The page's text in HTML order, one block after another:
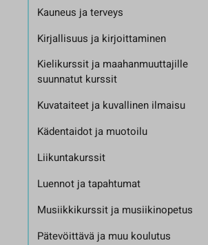
Kauneus ja terveys
Kirjallisuus ja kirjoittaminen
Kielikurssit ja maahanmuuttajille
suunnatut kurssit
Kuvataiteet ja kuvallinen ilmaisu
Kädentaidot ja muotoilu
Liikuntakurssit
Luennot ja tapahtumat
Musiikkikurssit ja musiikinopetus
Pätevöittävä ja muu koulutus